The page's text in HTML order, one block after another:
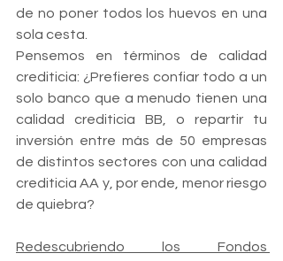
de no poner todos los huevos en una
sola cesta.
Pensemos en términos de calidad
crediticia: ¿Prefieres confiar todo a un
solo banco que a menudo tienen una
calidad crediticia BB, o repartir tu
inversión entre más de 50 empresas
de distintos sectores con una calidad
crediticia AA y, por ende, menor riesgo
de quiebra?
Redescubriendo los Fondos